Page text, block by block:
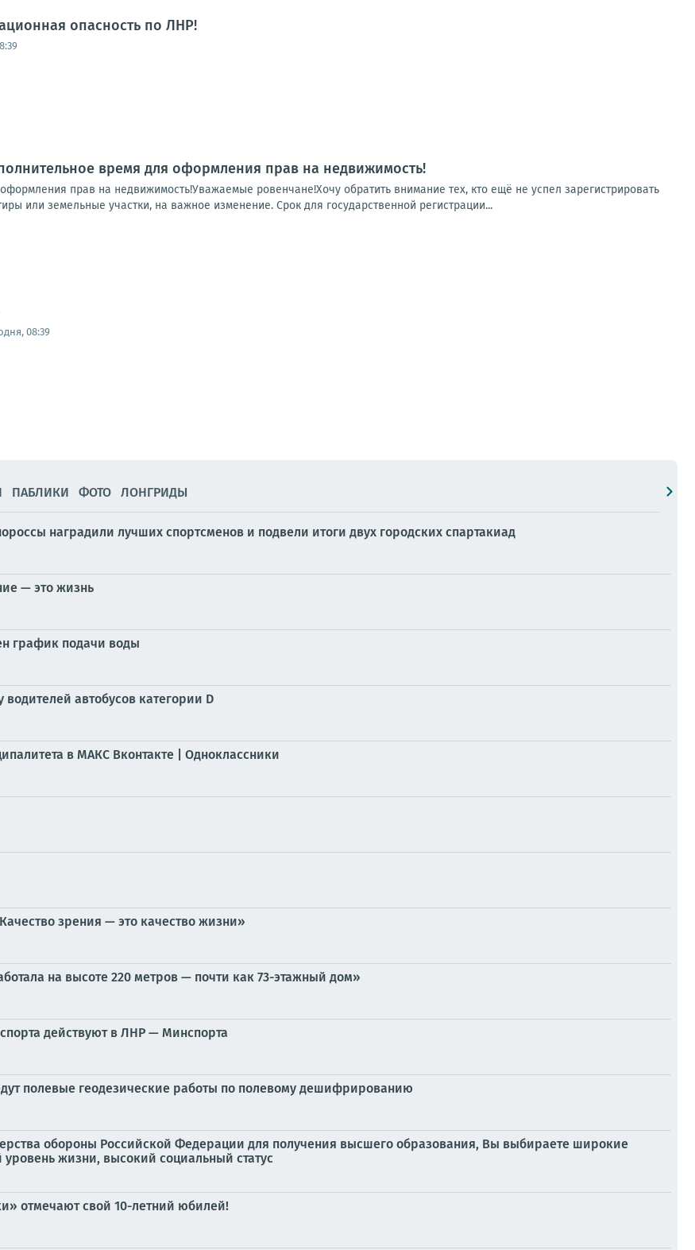
опасность по ЛНР!
время для оформления прав на недвижимость!
прав на недвижимость!Уважаемые ровенчане!Хочу обратить внимание тех, кто ещё не успел зарегистрировать
или земельные участки, на важное изменение. Срок для государственной регистрации...
08:39
ПАБЛИКИ ФОТО ЛОНГРИДЫ
наградили лучших спортсменов и подвели итоги двух городских спартакиад
— это жизнь
график подачи воды
автобусов категории D
в МАКС Вконтакте | Одноклаcсники
зрения — это качество жизни»
на высоте 220 метров — почти как 73-этажный дом»
действуют в ЛНР — Минспорта
полевые геодезические работы по полевому дешифрированию
обороны Российской Федерации для получения высшего образования, Вы выбираете широкие
жизни, высокий социальный статус
отмечают свой 10-летний юбилей!